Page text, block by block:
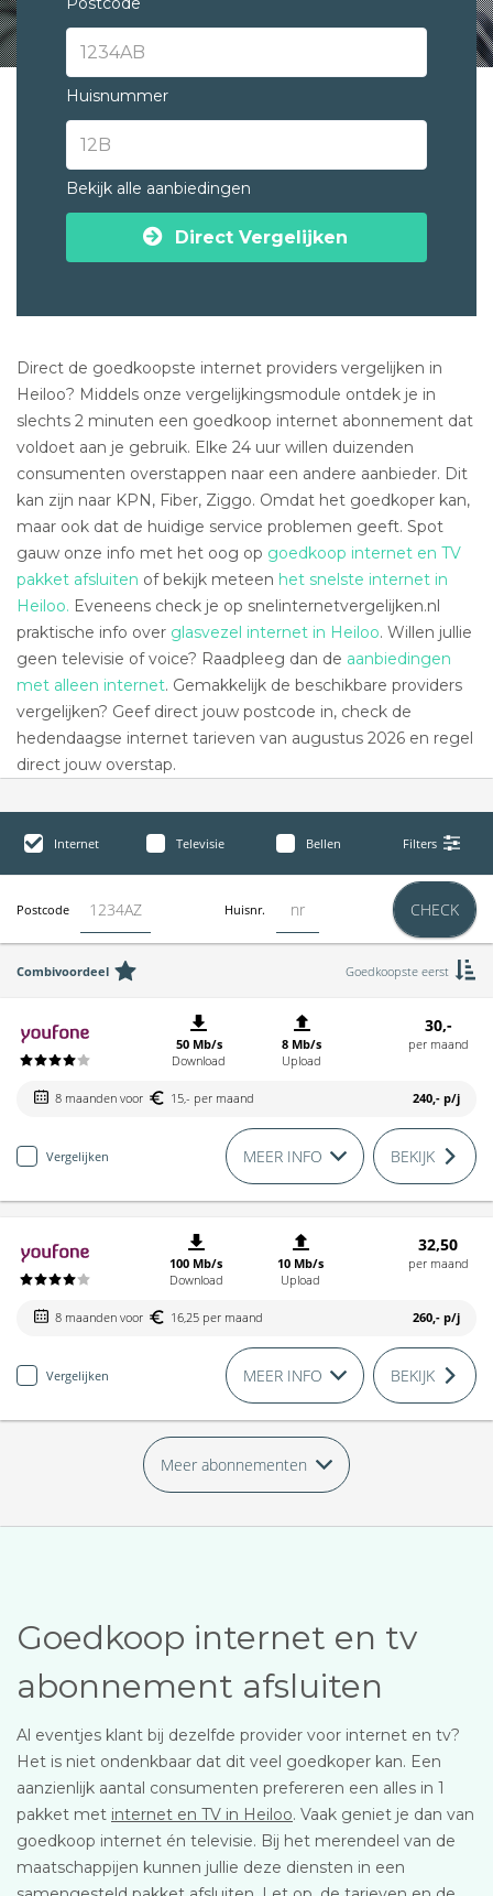
Huisnummer
Bekijk alle aanbiedingen
Direct Vergelijken
Direct de goedkoopste internet providers vergelijken in
Heiloo? Middels onze vergelijkingsmodule ontdek je in
slechts 2 minuten een goedkoop internet abonnement dat
voldoet aan je gebruik. Elke 24 uur willen duizenden
consumenten overstappen naar een andere aanbieder. Dit
kan zijn naar KPN, Fiber, Ziggo. Omdat het goedkoper kan,
maar ook dat de huidige service problemen geeft. Spot
gauw onze info met het oog op goedkoop internet en TV
pakket afsluiten of bekijk meteen het snelste internet in
Heiloo. Eveneens check je op snelinternetvergelijken.nl
praktische info over glasvezel internet in Heiloo. Willen jullie
geen televisie of voice? Raadpleeg dan de aanbiedingen
met alleen internet. Gemakkelijk de beschikbare providers
vergelijken? Geef direct jouw postcode in, check de
hedendaagse internet tarieven van augustus 2026 en regel
direct jouw overstap.
Internet Televisie Bellen Filters
Postcode Huisnr. CHECK
Combivoordeel Goedkoopste eerst
50 Mb/s
Download
8 Mb/s
Upload
30,-
per maand
8 maanden voor 15,- per maand 240,- p/j
Vergelijken MEER INFO BEKIJK
100 Mb/s
Download
10 Mb/s
Upload
32,50
per maand
8 maanden voor 16,25 per maand 260,- p/j
Vergelijken MEER INFO BEKIJK
Meer abonnementen
Goedkoop internet en tv
abonnement afsluiten
Al eventjes klant bij dezelfde provider voor internet en tv?
Het is niet ondenkbaar dat dit veel goedkoper kan. Een
aanzienlijk aantal consumenten prefereren een alles in 1
pakket met internet en TV in Heiloo. Vaak geniet je dan van
goedkoop internet én televisie. Bij het merendeel van de
maatschappijen kunnen jullie deze diensten in een